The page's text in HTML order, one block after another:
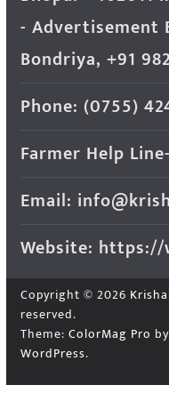
- Advertisement
Bondriya, +91
Phone: (0755)
Farmer Help
Email:
Website:
Copyright © 2026
reserved.
Theme: ColorMag Pro
WordPress.